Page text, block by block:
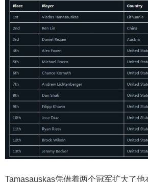
Tamasauskas凭借着两个冠军扩大了